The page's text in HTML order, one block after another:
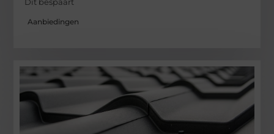
Aanbiedingen